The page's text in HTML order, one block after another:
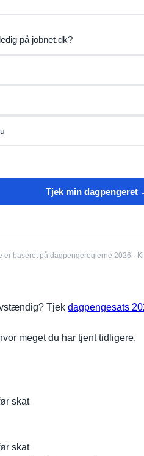
på jobnet.dk?
Tjek min dagpengeret
er baseret på dagpengereglerne 2026 ·
Tjek dagpengesats
meget du har tjent tidligere.
skat
skat